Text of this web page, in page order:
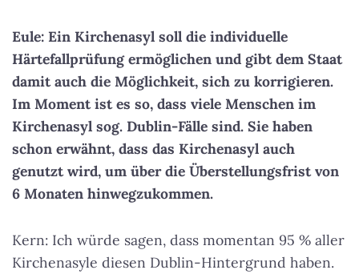
Eule: Ein Kirchenasyl soll die individuelle
Härtefallprüfung ermöglichen und gibt dem Staat
damit auch die Möglichkeit, sich zu korrigieren.
Im Moment ist es so, dass viele Menschen im
Kirchenasyl sog. Dublin-Fälle sind. Sie haben
schon erwähnt, dass das Kirchenasyl auch
genutzt wird, um über die Überstellungsfrist von
6 Monaten hinwegzukommen.
Kern: Ich würde sagen, dass momentan 95 % aller
Kirchenasyle diesen Dublin-Hintergrund haben.